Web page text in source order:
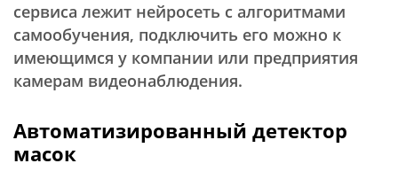
сервиса лежит нейросеть с алгоритмами
самообучения, подключить его можно к
имеющимся у компании или предприятия
камерам видеонаблюдения.
Автоматизированный детектор
масок